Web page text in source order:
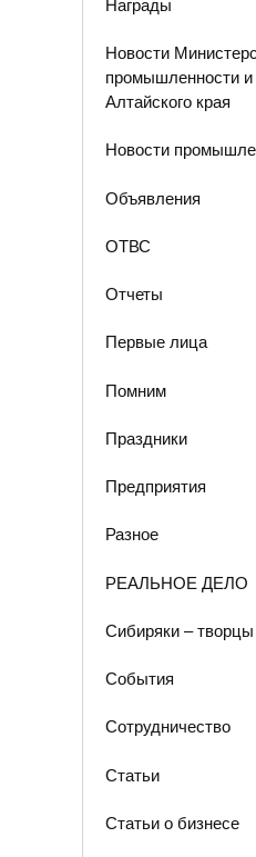
Награды
Новости
промышленности и
Алтайского края
Новости
Объявления
ОТВС
Отчеты
Первые лица
Помним
Праздники
Предприятия
Разное
РЕАЛЬНОЕ ДЕЛО
Сибиряки –
События
Сотрудничество
Статьи
Статьи о бизнесе